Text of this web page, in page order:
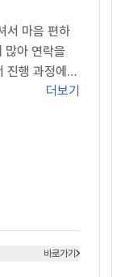
서 마음 편하
많아 연락을
진행 과정에서
더보기
바로가기